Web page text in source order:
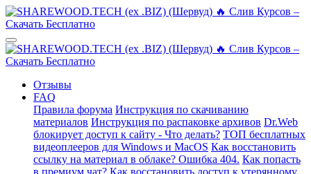
Отзывы
FAQ
Правила форума Инструкция по скачиванию
материалов Инструкция по распаковке архивов Dr.Web
блокирует доступ к сайту - Что делать? ТОП бесплатных
видеоплееров для Windows и MacOS Как восстановить
ссылку на материал в облаке? Ошибка 404. Как попасть
в премиум чат? Как восстановить доступ к утерянному